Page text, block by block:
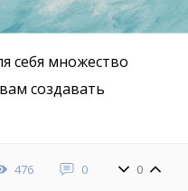
себя множество
создавать
476 0 0